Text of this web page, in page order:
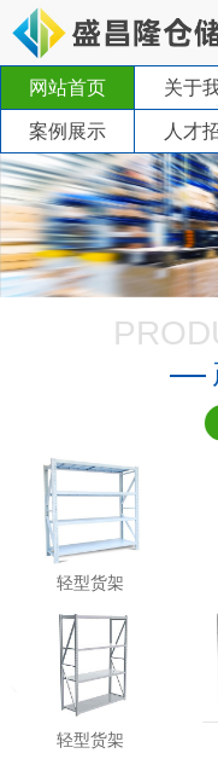
网站首页 关于
案例展示 人才
轻型货架
轻型货架